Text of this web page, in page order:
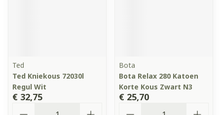
Ted
Ted Kniekous 72030l
Regul Wit
€ 32,75
Bota
Bota Relax 280 Katoen
Korte Kous Zwart N3
€ 25,70